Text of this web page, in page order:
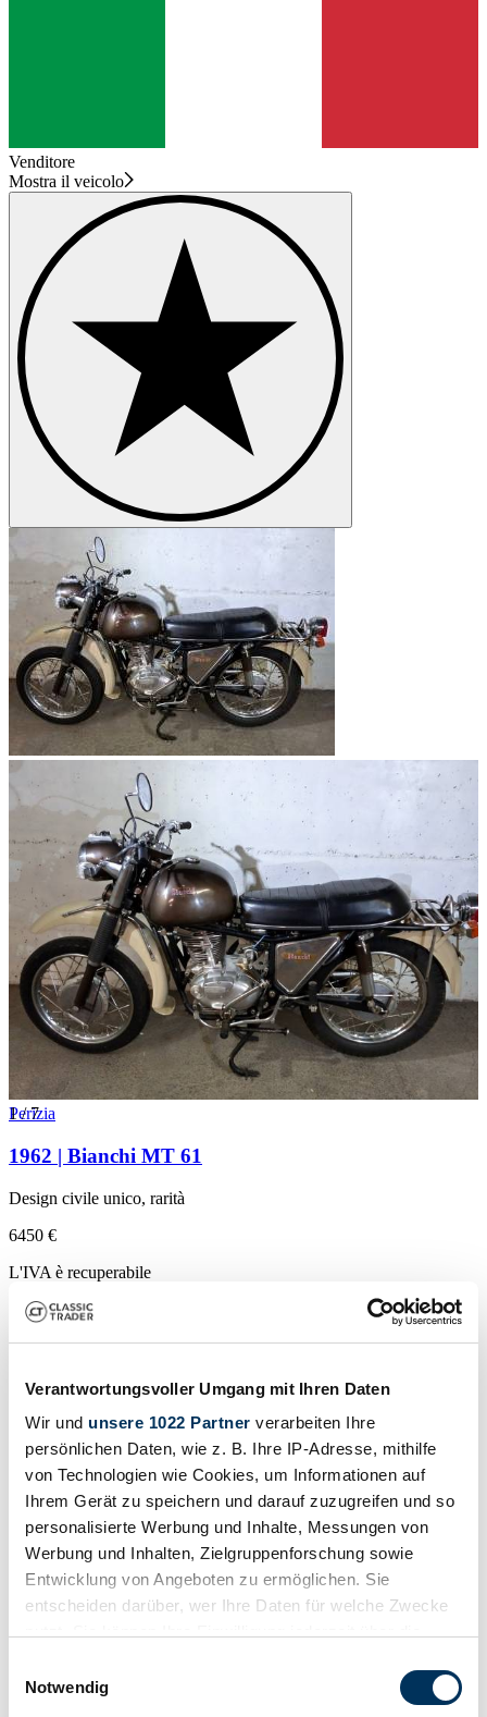
Verantwortungsvoller Umgang mit Ihren Daten
Wir und unsere 1022 Partner verarbeiten Ihre
persönlichen Daten, wie z. B. Ihre IP-Adresse, mithilfe
von Technologien wie Cookies, um Informationen auf
Ihrem Gerät zu speichern und darauf zuzugreifen und so
personalisierte Werbung und Inhalte, Messungen von
Werbung und Inhalten, Zielgruppenforschung sowie
Entwicklung von Angeboten zu ermöglichen. Sie
entscheiden darüber, wer Ihre Daten für welche Zwecke
Trigger Symbol ändern oder widerrufen
Notwendig
Venditore
Mostra il veicolo
1/7
Perizia
1962 | Bianchi MT 61
Design civile unico, rarità
6450 €
L'IVA è recuperabile
Tipo